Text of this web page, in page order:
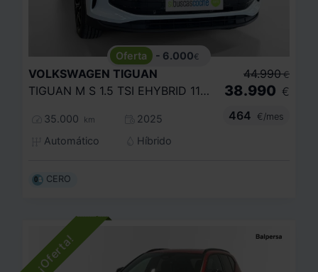
- 6.000€
VOLKSWAGEN TIGUAN
TIGUAN M S 1.5 TSI EHYBRID 110 KW (150 CV) / 85 KW (115 CV) AUTOM TICO DSG 6 VEL.
35.000 km
2025
Automático
Híbrido
44.990 €
38.990 €
464
€/mes
CERO